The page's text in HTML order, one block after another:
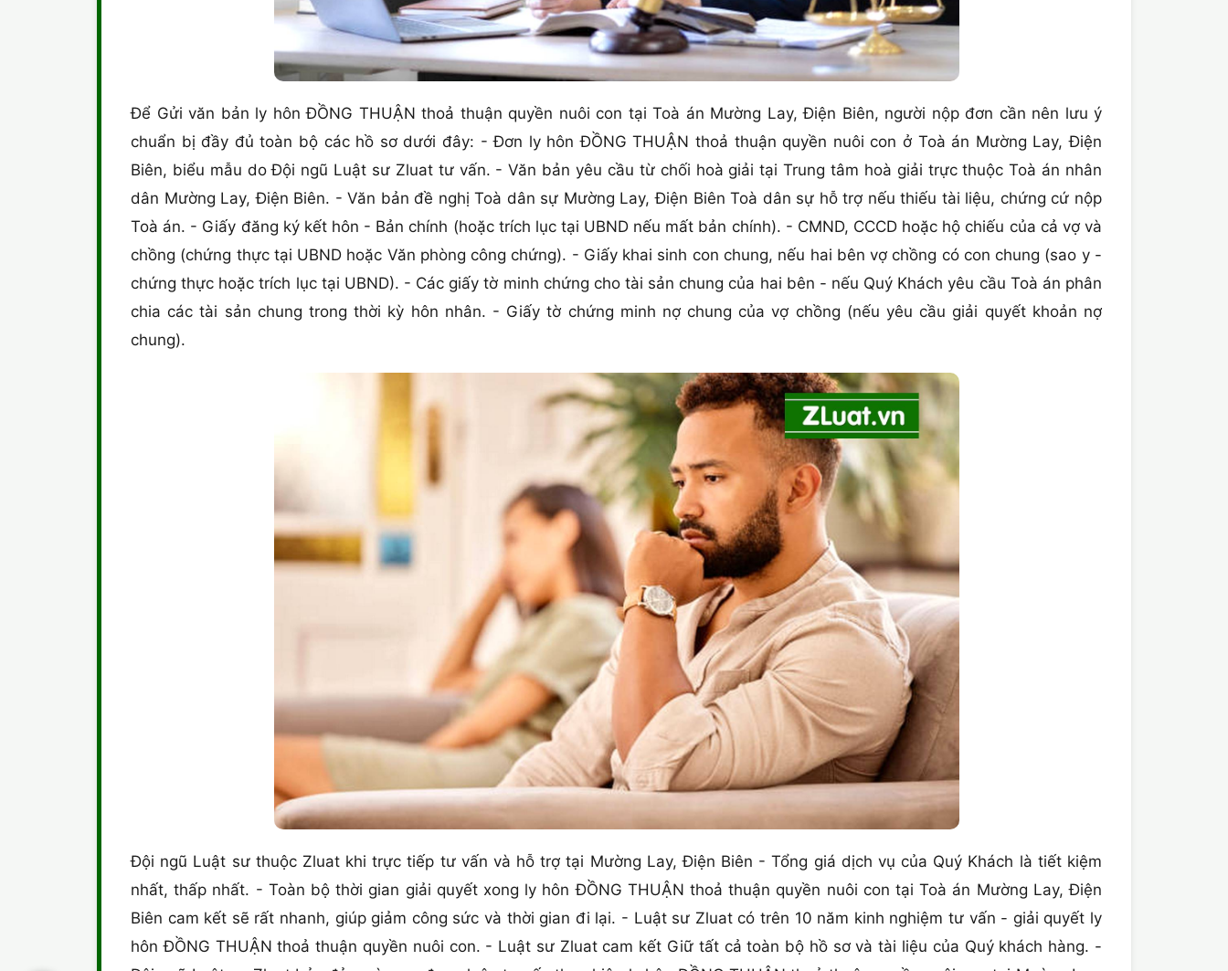
Để Gửi văn bản ly hôn ĐỒNG THUẬN thoả thuận quyền nuôi con tại Toà án Mường Lay, Điện Biên, người nộp đơn cần nên lưu ý
chuẩn bị đầy đủ toàn bộ các hồ sơ dưới đây: - Đơn ly hôn ĐỒNG THUẬN thoả thuận quyền nuôi con ở Toà án Mường Lay, Điện
Biên, biểu mẫu do Đội ngũ Luật sư Zluat tư vấn. - Văn bản yêu cầu từ chối hoà giải tại Trung tâm hoà giải trực thuộc Toà án nhân
dân Mường Lay, Điện Biên. - Văn bản đề nghị Toà dân sự Mường Lay, Điện Biên Toà dân sự hỗ trợ nếu thiếu tài liệu, chứng cứ nộp
Toà án. - Giấy đăng ký kết hôn - Bản chính (hoặc trích lục tại UBND nếu mất bản chính). - CMND, CCCD hoặc hộ chiếu của cả vợ và
chồng (chứng thực tại UBND hoặc Văn phòng công chứng). - Giấy khai sinh con chung, nếu hai bên vợ chồng có con chung (sao y -
chứng thực hoặc trích lục tại UBND). - Các giấy tờ minh chứng cho tài sản chung của hai bên - nếu Quý Khách yêu cầu Toà án phân
chia các tài sản chung trong thời kỳ hôn nhân. - Giấy tờ chứng minh nợ chung của vợ chồng (nếu yêu cầu giải quyết khoản nợ
chung).
Đội ngũ Luật sư thuộc Zluat khi trực tiếp tư vấn và hỗ trợ tại Mường Lay, Điện Biên - Tổng giá dịch vụ của Quý Khách là tiết kiệm
nhất, thấp nhất. - Toàn bộ thời gian giải quyết xong ly hôn ĐỒNG THUẬN thoả thuận quyền nuôi con tại Toà án Mường Lay, Điện
Biên cam kết sẽ rất nhanh, giúp giảm công sức và thời gian đi lại. - Luật sư Zluat có trên 10 năm kinh nghiệm tư vấn - giải quyết ly
hôn ĐỒNG THUẬN thoả thuận quyền nuôi con. - Luật sư Zluat cam kết Giữ tất cả toàn bộ hồ sơ và tài liệu của Quý khách hàng. -